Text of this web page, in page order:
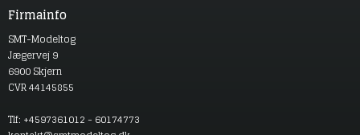
Firmainfo
SMT-Modeltog
Jægervej 9
6900 Skjern
CVR 44145855
Tlf: +4597361012 - 60174773